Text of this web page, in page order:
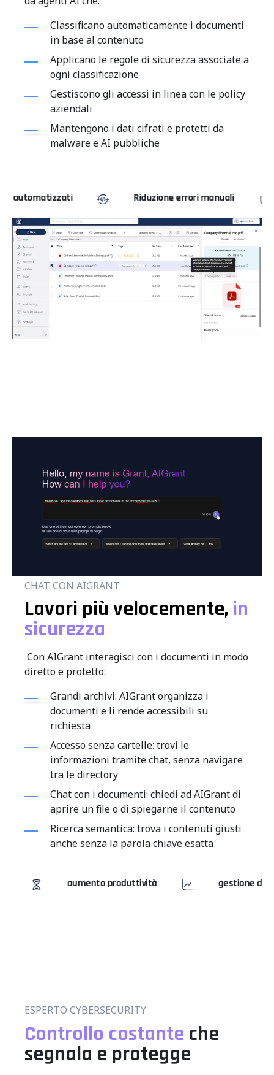
Classificano automaticamente i documenti
in base al contenuto
Applicano le regole di sicurezza associate a
ogni classificazione
Gestiscono gli accessi in linea con le policy
aziendali
Mantengono i dati cifrati e protetti da
malware e AI pubbliche
Riduzione errori manuali
CHAT CON AIGRANT
Lavori più velocemente, in
sicurezza
Con AIGrant interagisci con i documenti in modo
diretto e protetto:
Grandi archivi: AIGrant organizza i
documenti e li rende accessibili su
richiesta
Accesso senza cartelle: trovi le
informazioni tramite chat, senza navigare
tra le directory
Chat con i documenti: chiedi ad AIGrant di
aprire un file o di spiegarne il contenuto
Ricerca semantica: trova i contenuti giusti
anche senza la parola chiave esatta
gestione documentale intelligente
ESPERTO CYBERSECURITY
Controllo costante che
segnala e protegge